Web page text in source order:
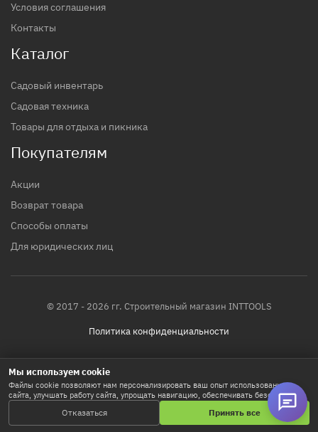
Условия соглашения
Контакты
Каталог
Садовый инвентарь
Садовая техника
Товары для отдыха и пикника
Покупателям
Акции
Возврат товара
Способы оплаты
Для юридических лиц
© 2017 - 2026 гг. Строительный магазин INTTOOLS
Политика конфиденциальности
Мы используем cookie
Файлы cookie позволяют нам персонализировать ваш опыт использования
сайта, улучшать работу сайта, упрощать навигацию, обеспечивать безопасность
и используются для маркетинговых активностей. Нажимая «Принять все», вы
соглашаетесь на хранение cookie-файлов. Кнопка «Настроить» позволяет
выбрать предпочтения. Подробнее вПолитике использования Cookie.
Отказаться Принять все